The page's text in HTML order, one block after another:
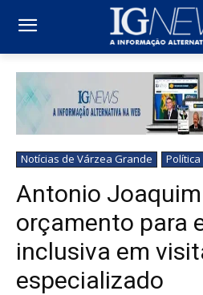
Notícias de Várzea Grande Política
Antonio
orçamento para
inclusiva em
especializado